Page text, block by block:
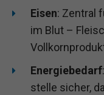
Eisen: Zentral
im Blut –
Energiebedarf
stelle sicher,